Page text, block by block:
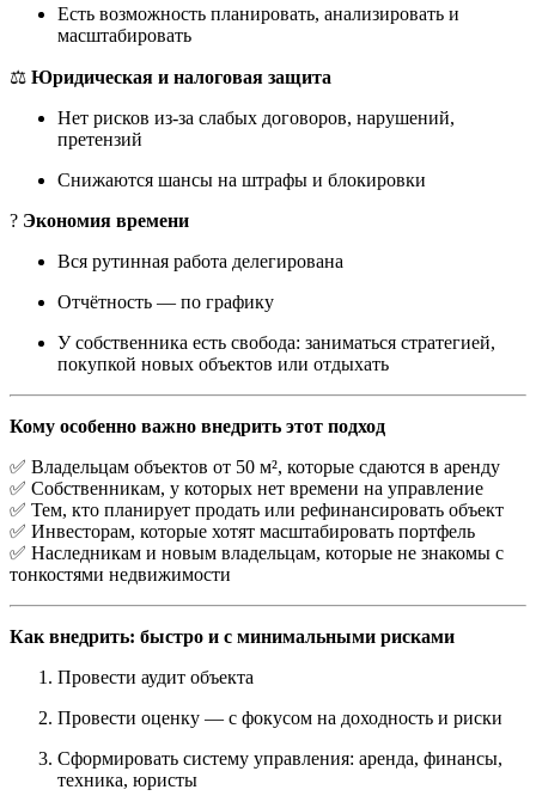
Есть возможность планировать, анализировать и
масштабировать
⚖️ Юридическая и налоговая защита
Нет рисков из-за слабых договоров, нарушений,
претензий
Снижаются шансы на штрафы и блокировки
? Экономия времени
Вся рутинная работа делегирована
Отчётность — по графику
У собственника есть свобода: заниматься стратегией,
покупкой новых объектов или отдыхать
Кому особенно важно внедрить этот подход
✅ Владельцам объектов от 50 м², которые сдаются в аренду
✅ Собственникам, у которых нет времени на управление
✅ Тем, кто планирует продать или рефинансировать объект
✅ Инвесторам, которые хотят масштабировать портфель
✅ Наследникам и новым владельцам, которые не знакомы с
тонкостями недвижимости
Как внедрить: быстро и с минимальными рисками
Провести аудит объекта
Провести оценку — с фокусом на доходность и риски
Сформировать систему управления: аренда, финансы,
техника, юристы